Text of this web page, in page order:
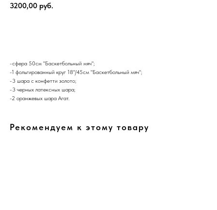
3200,00 руб.
-сфера 50см "Баскетбольный мяч";
-1 фольгированный круг 18"/45см "Баскетбольный мяч";
-3 шара с конфетти золото;
-3 черных латексных шара;
-2 оранжевых шара Агат.
Рекомендуем к этому товару